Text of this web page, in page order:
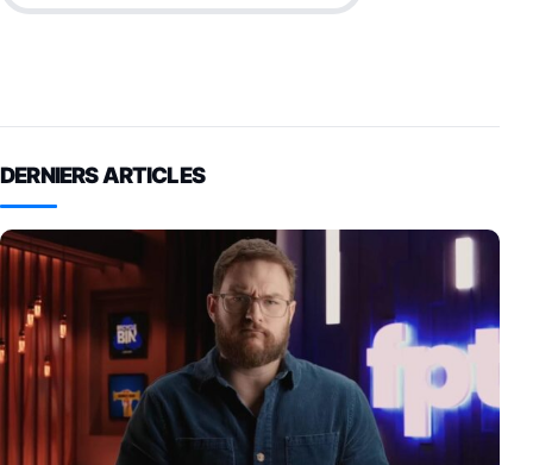
DERNIERS ARTICLES